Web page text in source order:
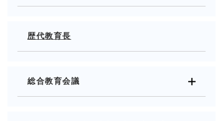
歴代教育長
総合教育会議